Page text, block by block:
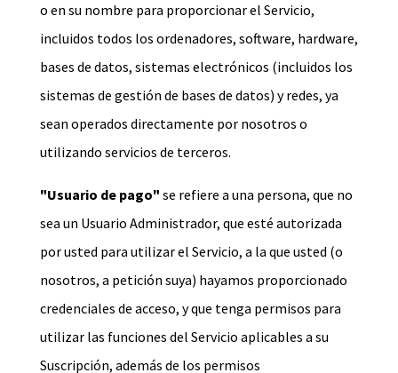
o en su nombre para proporcionar el Servicio,
incluidos todos los ordenadores, software, hardware,
bases de datos, sistemas electrónicos (incluidos los
sistemas de gestión de bases de datos) y redes, ya
sean operados directamente por nosotros o
utilizando servicios de terceros.
"Usuario de pago" se refiere a una persona, que no
sea un Usuario Administrador, que esté autorizada
por usted para utilizar el Servicio, a la que usted (o
nosotros, a petición suya) hayamos proporcionado
credenciales de acceso, y que tenga permisos para
utilizar las funciones del Servicio aplicables a su
Suscripción, además de los permisos